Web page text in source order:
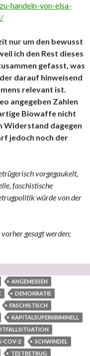
handeln-von-elsa-
nur um den bewusst
ich den Rest dieses
gefasst, was
darauf hinweisend
relevant ist.
angegeben Zahlen
Biowaffe nicht
Widerstand dagegen
jedoch noch der
vorgegaukelt,
faschistische
würde von der
gesagt werden;
ANGEMESSEN
DEMOKRATIE
FASCHISTISCH
KAPITALSUPERKRIMINELL
COV-2
SCHWINDEL
TESTBETRUG